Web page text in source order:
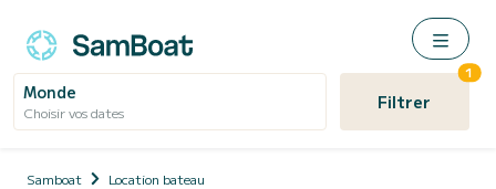
Monde
Choisir vos dates Filtrer
1
Samboat Location bateau